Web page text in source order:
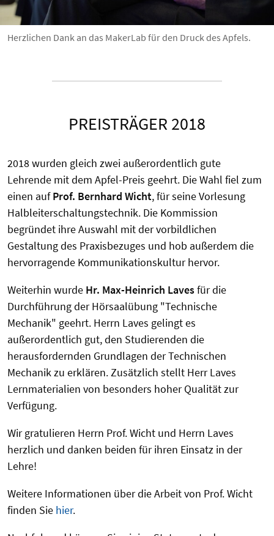
Herzlichen Dank an das MakerLab für den Druck des Apfels.
PREISTRÄGER 2018
2018 wurden gleich zwei außerordentlich gute
Lehrende mit dem Apfel-Preis geehrt. Die Wahl fiel zum
einen aufProf. Bernhard Wicht, für seine Vorlesung
Halbleiterschaltungstechnik. Die Kommission
begründet ihre Auswahl mit der vorbildlichen
Gestaltung des Praxisbezuges und hob außerdem die
hervorragende Kommunikationskultur hervor.
Weiterhin wurde Hr. Max-Heinrich Lavesfür die
Durchführung der Hörsaalübung "Technische
Mechanik" geehrt. Herrn Laves gelingt es
außerordentlich gut, den Studierenden die
herausfordernden Grundlagen der Technischen
Mechanik zu erklären. Zusätzlich stellt Herr Laves
Lernmaterialien von besonders hoher Qualität zur
Verfügung.
Wir gratulieren Herrn Prof. Wicht und Herrn Laves
herzlich und danken beiden für ihren Einsatz in der
Lehre!
Weitere Informationen über die Arbeit von Prof. Wicht
finden Sie hier.